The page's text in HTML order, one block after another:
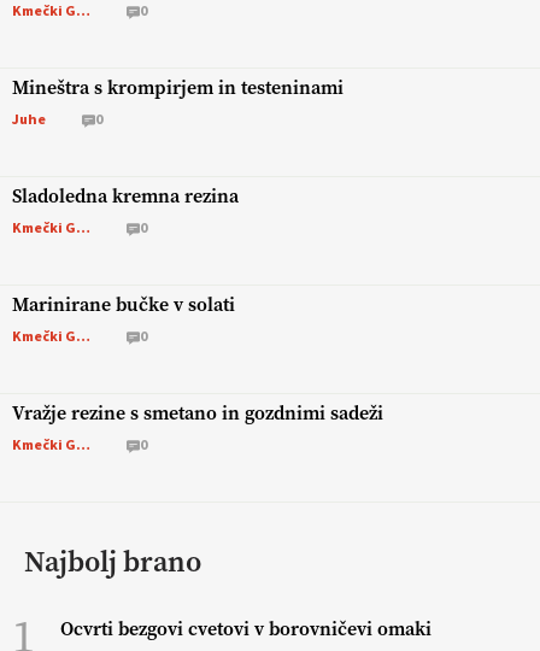
Kmečki Glas 0
Mineštra s krompirjem in testeninami
Juhe 0
Sladoledna kremna rezina
Kmečki Glas 0
Marinirane bučke v solati
Kmečki Glas 0
Vražje rezine s smetano in gozdnimi sadeži
Kmečki Glas 0
Najbolj brano
1 Ocvrti bezgovi cvetovi v borovničevi omaki